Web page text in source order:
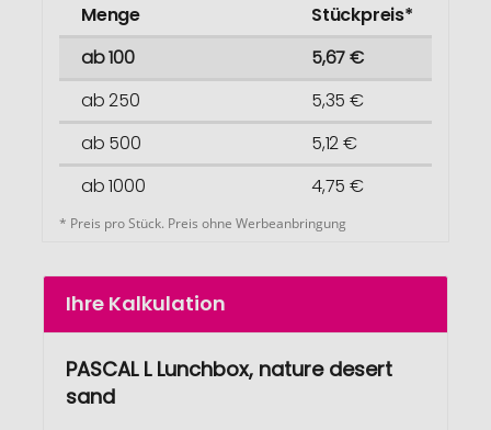
Menge
Stückpreis*
ab 100
5,67 €
ab 250
5,35 €
ab 500
5,12 €
ab 1000
4,75 €
* Preis pro Stück. Preis ohne Werbeanbringung
Ihre Kalkulation
PASCAL L Lunchbox, nature desert
sand